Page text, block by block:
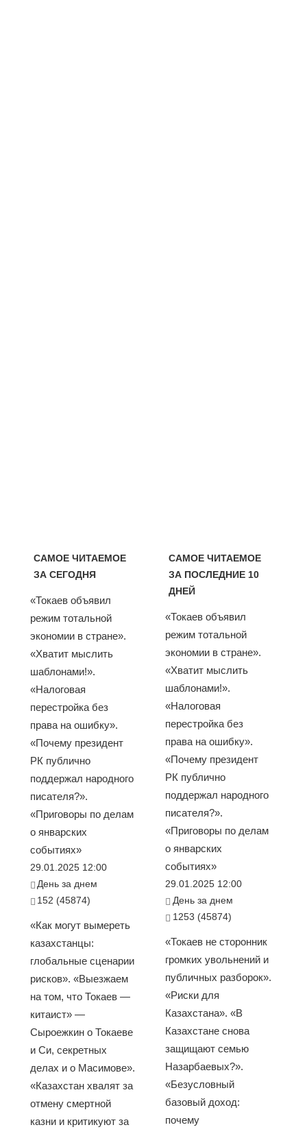
САМОЕ ЧИТАЕМОЕ
ЗА СЕГОДНЯ
«Токаев объявил
режим тотальной
экономии в стране».
«Хватит мыслить
шаблонами!».
«Налоговая
перестройка без
права на ошибку».
«Почему президент
РК публично
поддержал народного
писателя?».
«Приговоры по делам
о январских
событиях»
29.01.2025 12:00
День за днем
152 (45874)
«Как могут вымереть
казахстанцы:
глобальные сценарии
рисков». «Выезжаем
на том, что Токаев —
китаист» —
Сыроежкин о Токаеве
и Си, секретных
делах и о Масимове».
«Казахстан хвалят за
отмену смертной
казни и критикуют за
САМОЕ ЧИТАЕМОЕ
ЗА ПОСЛЕДНИЕ 10
ДНЕЙ
«Токаев объявил
режим тотальной
экономии в стране».
«Хватит мыслить
шаблонами!».
«Налоговая
перестройка без
права на ошибку».
«Почему президент
РК публично
поддержал народного
писателя?».
«Приговоры по делам
о январских
событиях»
29.01.2025 12:00
День за днем
1253 (45874)
«Токаев не сторонник
громких увольнений и
публичных разборок».
«Риски для
Казахстана». «В
Казахстане снова
защищают семью
Назарбаевых?».
«Безусловный
базовый доход:
почему